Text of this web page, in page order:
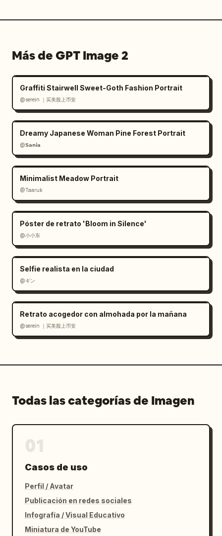
Más de GPT Image 2
Graffiti Stairwell Sweet-Goth Fashion Portrait
@serein ｜买美股上币安
Dreamy Japanese Woman Pine Forest Portrait
@𝗦𝗮𝗻𝗶𝗮
Minimalist Meadow Portrait
@Taaruk
Póster de retrato 'Bloom in Silence'
@小小东
Selfie realista en la ciudad
@ギン
Retrato acogedor con almohada por la mañana
@serein ｜买美股上币安
Todas las categorías de Imagen
Casos de uso
Perfil / Avatar
Publicación en redes sociales
Infografía / Visual Educativo
Miniatura de YouTube